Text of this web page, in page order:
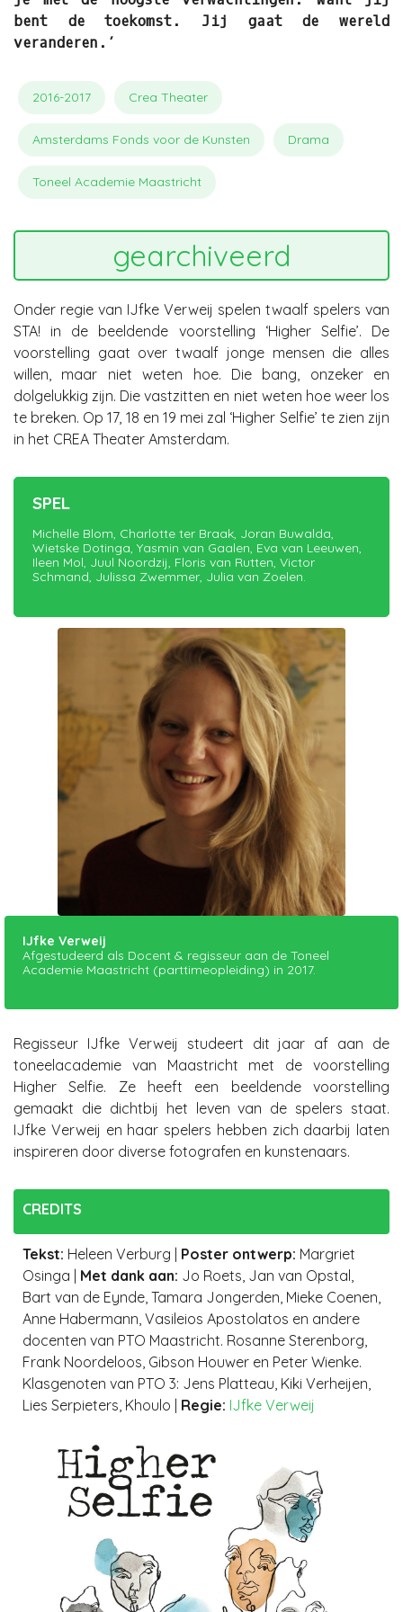
bent de toekomst. Jij gaat de wereld
veranderen.’
2016-2017 Crea Theater
Amsterdams Fonds voor de Kunsten Drama
Toneel Academie Maastricht
gearchiveerd
Onder regie van IJfke Verweij spelen twaalf spelers van
STA! in de beeldende voorstelling ‘Higher Selfie’. De
voorstelling gaat over twaalf jonge mensen die alles
willen, maar niet weten hoe. Die bang, onzeker en
dolgelukkig zijn. Die vastzitten en niet weten hoe weer los
te breken. Op 17, 18 en 19 mei zal ‘Higher Selfie’ te zien zijn
in het CREA Theater Amsterdam.
SPEL
Michelle Blom, Charlotte ter Braak, Joran Buwalda,
Wietske Dotinga, Yasmin van Gaalen, Eva van Leeuwen,
Ileen Mol, Juul Noordzij, Floris van Rutten, Victor
Schmand, Julissa Zwemmer, Julia van Zoelen.
IJfke Verweij
Afgestudeerd als Docent & regisseur aan de Toneel
Academie Maastricht (parttimeopleiding) in 2017.
Regisseur IJfke Verweij studeert dit jaar af aan de
toneelacademie van Maastricht met de voorstelling
Higher Selfie. Ze heeft een beeldende voorstelling
gemaakt die dichtbij het leven van de spelers staat.
IJfke Verweij en haar spelers hebben zich daarbij laten
inspireren door diverse fotografen en kunstenaars.
CREDITS
Tekst: Heleen Verburg | Poster ontwerp: Margriet
Osinga | Met dank aan: Jo Roets, Jan van Opstal,
Bart van de Eynde, Tamara Jongerden, Mieke Coenen,
Anne Habermann, Vasileios Apostolatos en andere
docenten van PTO Maastricht. Rosanne Sterenborg,
Frank Noordeloos, Gibson Houwer en Peter Wienke.
Klasgenoten van PTO 3: Jens Platteau, Kiki Verheijen,
Lies Serpieters, Khoulo | Regie: IJfke Verweij